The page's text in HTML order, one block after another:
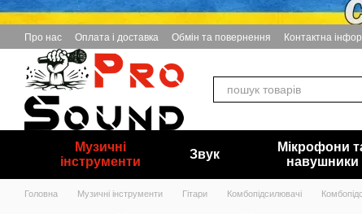
Перейти до основного контенту
Про нас Оплата і доставка Обмін та повернення Контактна
Музичні
інструменти
Звук
Мікрофони
навушники
Головна Музичні інструменти Гітари Комбопідсилювачі